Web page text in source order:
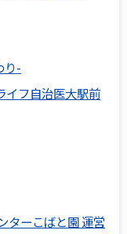
り-
フ自治医大駅前
ターこばと園 運営